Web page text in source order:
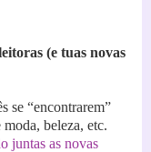
(e tuas novas
se “encontrarem”
beleza, etc.
juntas as novas